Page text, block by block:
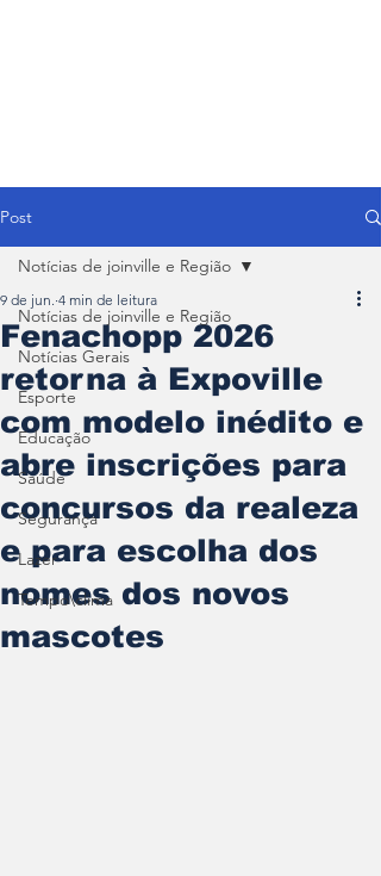
Post
Notícias de joinville e Região
Notícias Gerais
Esporte
Educação
Saúde
Segurança
Lazer
Tempo\clima
Notícias de joinville e Região
Fenachopp 2026
retorna à Expoville
com modelo inédito e
abre inscrições para
concursos da realeza
e para escolha dos
nomes dos novos
mascotes
9 de jun. 4 min de leitura